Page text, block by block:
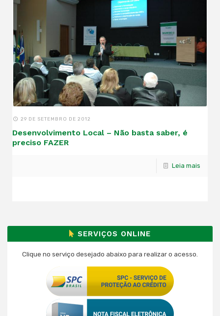
29 DE SETEMBRO DE 2012
Desenvolvimento Local – Não basta saber, é
preciso FAZER
Leia mais
SERVIÇOS ONLINE
Clique no serviço desejado abaixo para realizar o acesso.